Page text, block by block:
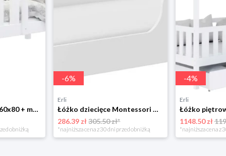
Łóżko drewniane 160x80 + materac BOBO P
obniżką
-6%
Erli
Łóżko dziecięce Montessori COCO 140x70 Sonoma lub Białe
286.39 zł305.50 zł*
*najniższa cena z 30 dni przed obniżką
-4%
Erli
1148.50 zł
*najniższa cena z